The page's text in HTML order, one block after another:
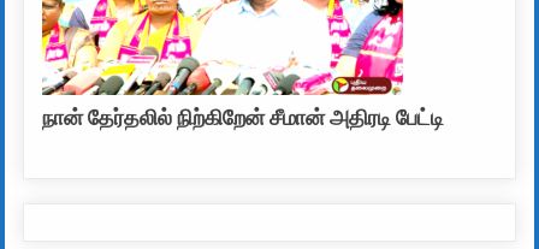
நான் தேர்தலில் நிற்கிறேன் சீமான் அதிரடி பேட்டி